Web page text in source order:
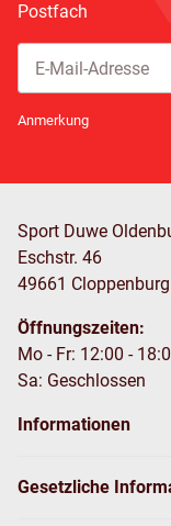
Postfach
Anmerkung
Sport Duwe
Eschstr. 46
49661 Cloppenburg
Öffnungszeiten:
Mo - Fr: 12:00 -
Sa: Geschlossen
Informationen
Gesetzliche